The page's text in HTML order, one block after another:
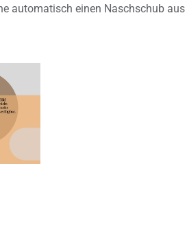
automatisch einen Naschschub